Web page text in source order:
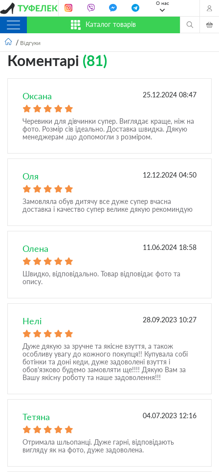
О нас
Каталог товарів
Відгуки
Коментарі (81)
Оксана 25.12.2024 08:47
Черевики для дівчинки супер. Виглядає краще, ніж на
фото. Розмір сів ідеально. Доставка швидка. Дякую
менеджерам ,що допомогли з розміром.
Оля 12.12.2024 04:50
Замовляла обув дитячу все дуже супер вчасна
доставка і качество супер велике дякую рекоминдую
Олена 11.06.2024 18:58
Швидко, відповідально. Товар відповідає фото та
опису.
Нелі 28.09.2023 10:27
Дуже дякую за зручне та якісне взуття, а також
особливу увагу до кожного покупця!! Купувала собі
ботінки та доні кеди, дуже задоволені взуття і
обов'язково будемо замовляти ще!!!! Дякую Вам за
Вашу якісну роботу та наше задоволення!!!
Тетяна 04.07.2023 12:16
Отримала шльопанці. Дуже гарні, відповідають
вигляду як на фото, дуже задоволена.